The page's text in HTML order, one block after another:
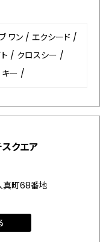
ワン / エクシード /
/ クロスシー /
キー /
クエア
真町68番地